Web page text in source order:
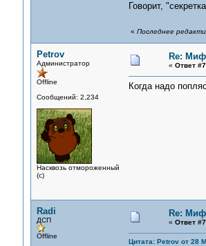
Говорит,
« Последнее
Petrov
Администратор
Offline
Сообщений: 2,234
Насквозь отмороженный
(с)
Re: Миф
« Ответ
Когда надо
Radi
ДСП
Offline
Re: Миф
« Ответ
Цитата: Petrov от 28